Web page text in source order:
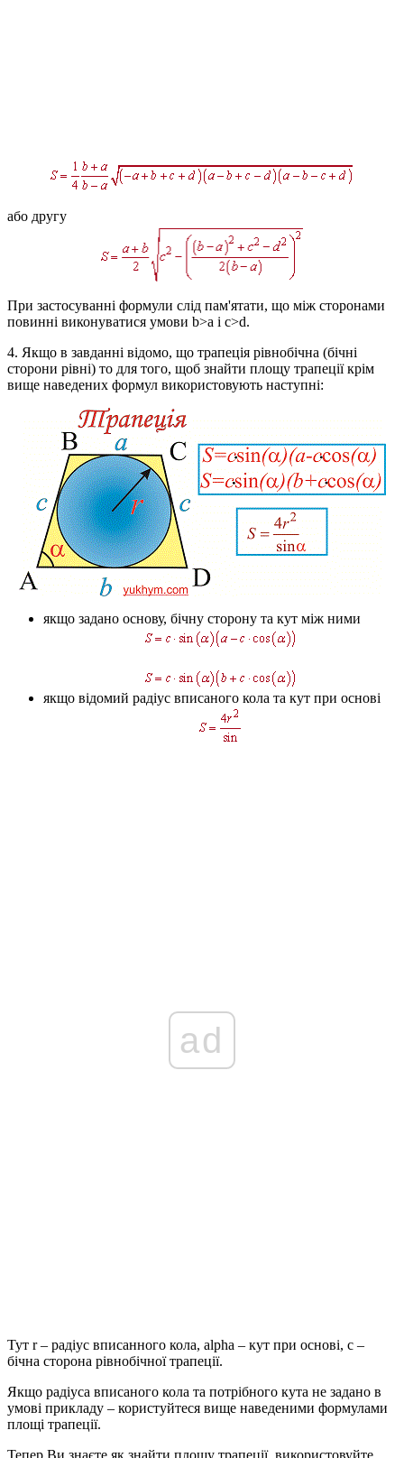
або другу
При застосуванні формули слід пам'ятати, що між сторонами
повинні виконуватися умови b>a і c>d.
4. Якщо в завданні відомо, що трапеція рівнобічна (бічні
сторони рівні) то для того, щоб знайти площу трапеції крім
вище наведених формул використовують наступні:
якщо задано основу, бічну сторону та кут між ними
якщо відомий радіус вписаного кола та кут при основі
ad
Тут r– радіус вписанного кола, alpha – кут при основі, c –
бічна сторона рівнобічної трапеції.
Якщо радіуса вписаного кола та потрібного кута не задано в
умові прикладу – користуйтеся вище наведеними формулами
площі трапеції.
Тепер Ви знаєте як знайти площу трапеції, використовуйте